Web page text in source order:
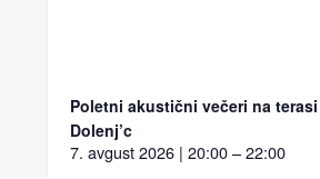
Poletni akustični večeri na
Dolenj’c
7. avgust 2026 | 20:00 – 22:00